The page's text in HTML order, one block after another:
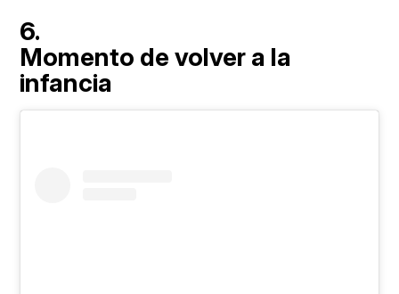
6.
Momento de volver a la
infancia